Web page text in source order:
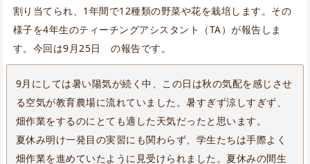
割り当てられ、1年間で12種類の野菜や花を栽培します。その
様子を4年生のティーチングアシスタント（TA）が報告しま
す。今回は9月25日 の報告です。
9月にしては暑い陽気が続く中、この日は秋の気配を感じさせ
る空気が教育農場に流れていました。暑すぎず涼しすぎず、
畑作業をするのにとても適した天気だったと思います。
夏休み明け一発目の実習にも関わらず、学生たちは手際よく
畑作業を進めていたように見受けられました。夏休みの間生